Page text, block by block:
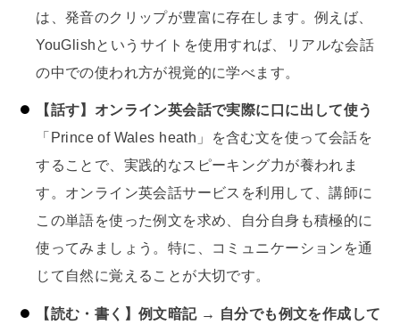
は、発音のクリップが豊富に存在します。例えば、
YouGlishというサイトを使用すれば、リアルな会話
の中での使われ方が視覚的に学べます。
【話す】オンライン英会話で実際に口に出して使う
「Prince of Wales heath」を含む文を使って会話を
することで、実践的なスピーキング力が養われま
す。オンライン英会話サービスを利用して、講師に
この単語を使った例文を求め、自分自身も積極的に
使ってみましょう。特に、コミュニケーションを通
じて自然に覚えることが大切です。
【読む・書く】例文暗記 → 自分でも例文を作成して